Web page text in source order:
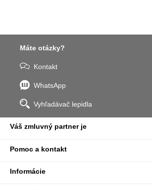
Máte otázky?
Kontakt
WhatsApp
Vyhľadávač lepidla
Váš zmluvný partner je
Pomoc a kontakt
Informácie